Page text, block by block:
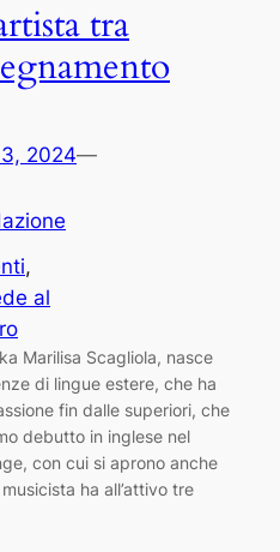
tra
2024—
al
Marilisa Scagliola, nasce
di lingue estere, che ha
fin dalle superiori, che
debutto in inglese nel
con cui si aprono anche
ha all’attivo tre